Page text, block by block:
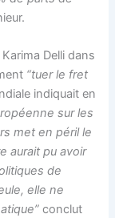
Delli dans
“tuer le fret
indiquait en
sur les
met en péril le
aurait pu avoir
de
elle ne
conclut